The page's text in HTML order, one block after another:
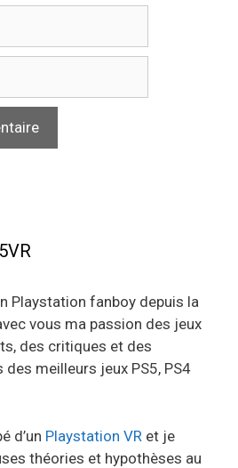
Playstation fanboy depuis la
vous ma passion des jeux
des critiques et des
meilleurs jeux PS5, PS4
d’un Playstation VR et je
théories et hypothèses au